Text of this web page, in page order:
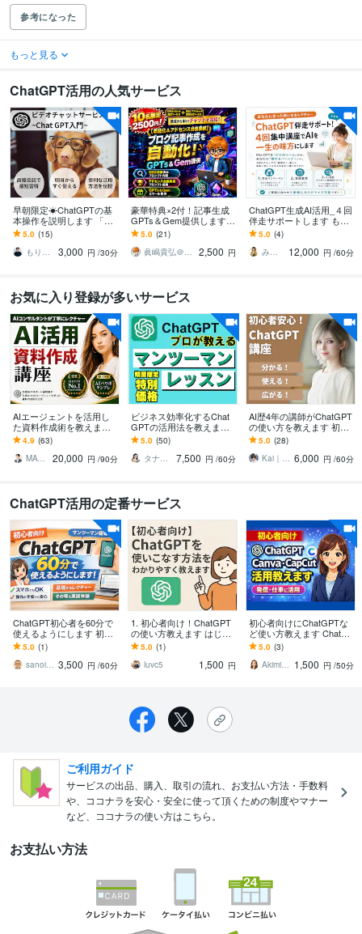
参考になった
もっと見る
ChatGPT活用の人気サービス
早朝限定☀︎ChatGPTの基
本操作を説明します 「基
本的なことから実践的な
ことまで直接相談可能で
す！」
5.0 (15)
もりた＠なごや
3,000 円 /30分
豪華特典×2付！記事生成
GPTs＆Gem提供します
【アドセンス合格実績ア
リ】構成から本文までチ
ャットで完結
5.0 (21)
眞嶋貴弘＠SEOライター＆個人開発
2,500 円
ChatGPT生成AI活用_４回
伴走サポートします もう
迷わない！全4回であなた
に沿った活用方法を教え
ます
5.0 (4)
みゆき｜はじめてのAI伴走サポート
12,000 円 /60分
お気に入り登録が多いサービス
AIエージェントを活用し
た資料作成術を教えます
AI×資料作成を基礎からレ
クチャー！社内研修に
も！
4.9 (63)
MATSURYU｜まつりゅう
20,000 円 /90分
ビジネス効率化するChat
GPTの活用法を教えます
【AI苦手でもOK】ChatG
PTを活用して仕事を徹底
効率化
5.0 (50)
タナ＠生成AI活用サポーター
7,500 円 /60分
AI歴4年の講師がChatGPT
の使い方を教えます 初心
者歓迎！GPT-5.5対応・成
果が出るまで丁寧に伴走
5.0 (28)
Kai｜生成AI歴4年_開発から活用まで 6,000 円 /60分
ChatGPT活用の定番サービス
ChatGPT初心者を60分で
使えるようにします 初心
者を60分でChatGPTが使
える状態に導きます
5.0 (1)
sanoichi39 3,500 円 /60分
1. 初心者向け！ChatGPT
の使い方教えます はじめ
ての方でも“今日から使え
る”レベルまでサポートし
ます
5.0 (1)
luvc5
1,500 円
初心者向けにChatGPTな
ど使い方教えます ChatGP
T・Canva・CapCut活用
方法を説明します
5.0 (3)
Akimikan 1,500 円 /50分
ご利用ガイド
サービスの出品、購入、取引の流れ、お支払い方法・手数料
や、ココナラを安心・安全に使って頂くための制度やマナー
など、ココナラの使い方はこちら。
お支払い方法